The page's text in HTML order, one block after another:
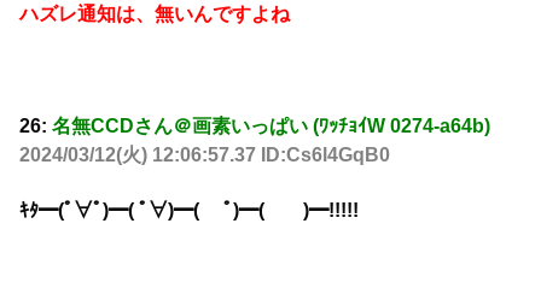
ハズレ通知は、無いんですよね
26: 名無CCDさん＠画素いっぱい (ﾜｯﾁｮｲW 0274-a64b)
2024/03/12(火) 12:06:57.37 ID:Cs6l4GqB0
ｷﾀ━(ﾟ∀ﾟ)━( ﾟ∀)━( ﾟ)━( )━!!!!!